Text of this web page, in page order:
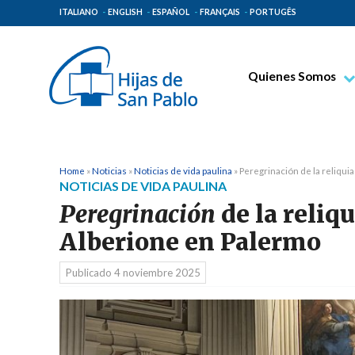
ITALIANO ENGLISH ESPAÑOL FRANÇAIS PORTUGÊS
Quienes Somos
Lugares de Origen
Gobierno General
Home »Noticias »Noticias de vida paulina » Peregrinación de la
NOTICIAS DE VIDA PAULINA
Peregrinación de la
Alberione en Palermo
Publicado 4 noviembre 2025